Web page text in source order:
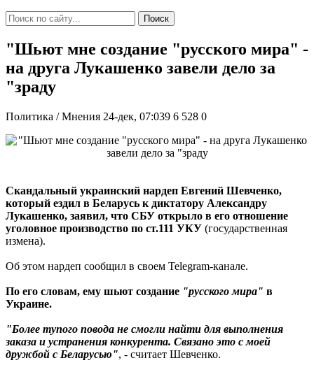
Поиск
"Шьют мне создание "русского мира" -
на друга Лукашенко завели дело за
"зраду
Политика / Мнения 24-дек, 07:039 6 528 0
Скандальный украинский нардеп Евгений Шевченко,
который ездил в Беларусь к диктатору Александру
Лукашенко, заявил, что СБУ открыло в его отношение
уголовное производство по ст.111 УКУ (государственная
измена).
Об этом нардеп сообщил в своем Telegram-канале.
По его словам, ему шьют создание "русского мира" в
Украине.
"Более тупого повода не смогли найти для выполнения
заказа и устранения конкурента. Связано это с моей
дружбой с Беларусью", - считает Шевченко.